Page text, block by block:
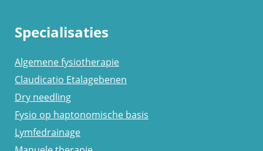
Specialisaties
Algemene fysiotherapie
Claudicatio Etalagebenen
Dry needling
Fysio op haptonomische basis
Lymfedrainage